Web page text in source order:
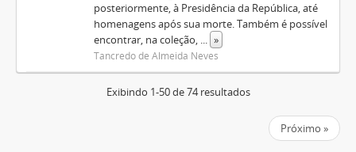
posteriormente, à Presidência da República, até
homenagens após sua morte. Também é possível
encontrar, na coleção, ... »
Tancredo de Almeida Neves
Exibindo 1-50 de 74 resultados
Próximo »